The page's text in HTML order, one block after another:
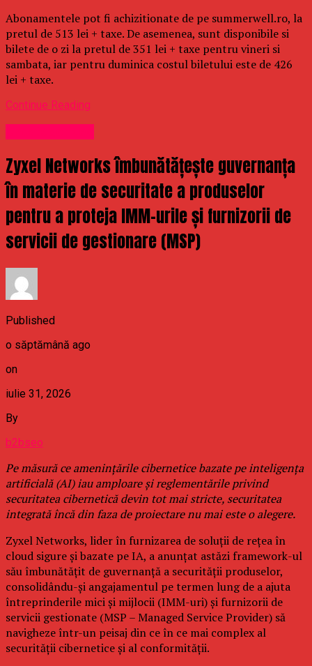
Abonamentele pot fi achizitionate de pe summerwell.ro, la
pretul de 513 lei + taxe. De asemenea, sunt disponibile si
bilete de o zi la pretul de 351 lei + taxe pentru vineri si
sambata, iar pentru duminica costul biletului este de 426
lei + taxe.
Continue Reading
Zyxel Networks îmbunătățește guvernanța
în materie de securitate a produselor
pentru a proteja IMM-urile și furnizorii de
servicii de gestionare (MSP)
Published
o săptămână ago
on
iulie 31, 2026
By
b2bseo
Pe măsură ce amenințările cibernetice bazate pe inteligența
artificială (AI) iau amploare și reglementările privind
securitatea cibernetică devin tot mai stricte, securitatea
integrată încă din faza de proiectare nu mai este o alegere.
Zyxel Networks, lider în furnizarea de soluții de rețea în
cloud sigure și bazate pe IA, a anunțat astăzi framework-ul
său îmbunătățit de guvernanță a securității produselor,
consolidându-și angajamentul pe termen lung de a ajuta
întreprinderile mici și mijlocii (IMM-uri) și furnizorii de
servicii gestionate (MSP – Managed Service Provider) să
navigheze într-un peisaj din ce în ce mai complex al
securității cibernetice și al conformității.